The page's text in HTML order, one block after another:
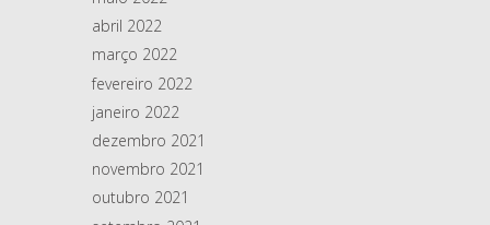
abril 2022
março 2022
fevereiro 2022
janeiro 2022
dezembro 2021
novembro 2021
outubro 2021